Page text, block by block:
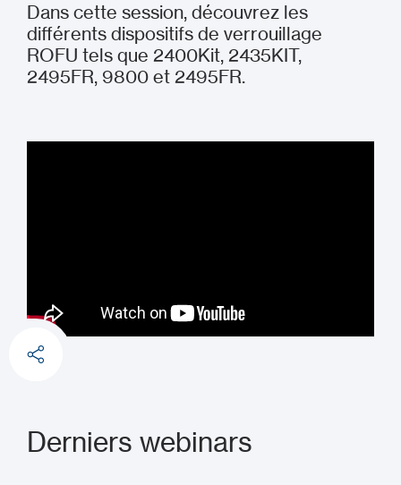
Dans cette session, découvrez les
différents dispositifs de verrouillage
ROFU tels que 2400Kit, 2435KIT,
2495FR, 9800 et 2495FR.
Derniers webinars